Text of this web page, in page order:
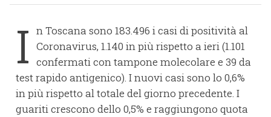
I n Toscana sono 183.496 i casi di positività al
Coronavirus, 1.140 in più rispetto a ieri (1.101
confermati con tampone molecolare e 39 da
test rapido antigenico). I nuovi casi sono lo 0,6%
in più rispetto al totale del giorno precedente. I
guariti crescono dello 0,5% e raggiungono quota